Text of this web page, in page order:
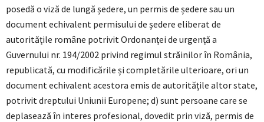
posedă o viză de lungă ședere, un permis de ședere sau un
document echivalent permisului de ședere eliberat de
autoritățile române potrivit Ordonanței de urgență a
Guvernului nr. 194/2002 privind regimul străinilor în România,
republicată, cu modificările și completările ulterioare, ori un
document echivalent acestora emis de autoritățile altor state,
potrivit dreptului Uniunii Europene; d) sunt persoane care se
deplasează în interes profesional, dovedit prin viză, permis de